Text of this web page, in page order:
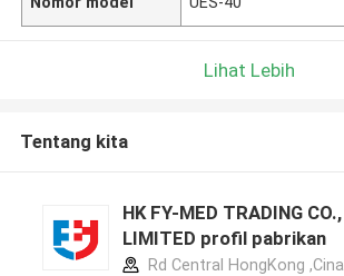
Lihat Lebih
Tentang kita
HK FY-MED TRADING CO.,
LIMITED profil pabrikan
Rd Central HongKong ,Cina